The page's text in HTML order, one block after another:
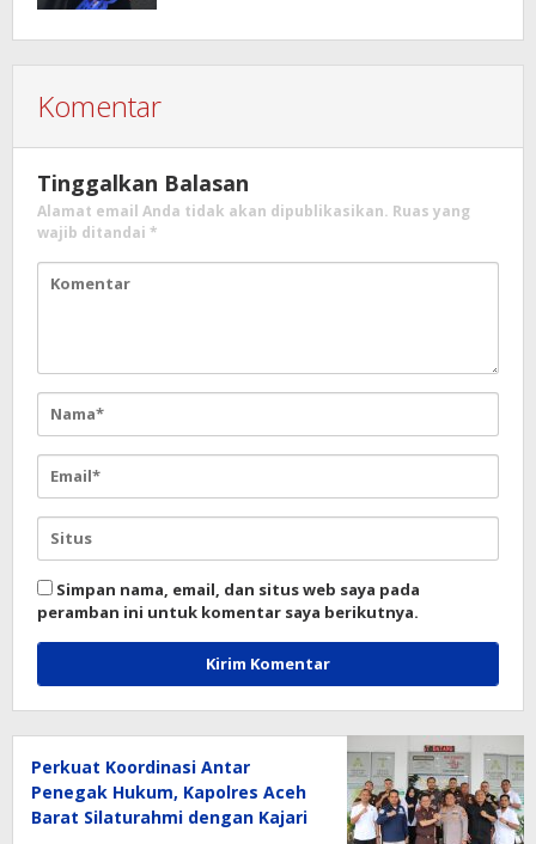
Komentar
Tinggalkan Balasan
Alamat email Anda tidak akan dipublikasikan. Ruas yang
wajib ditandai *
Simpan nama, email, dan situs web saya pada
peramban ini untuk komentar saya berikutnya.
Perkuat Koordinasi Antar
Penegak Hukum, Kapolres Aceh
Barat Silaturahmi dengan Kajari